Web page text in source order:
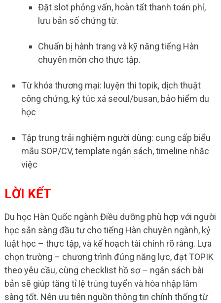
Đặt slot phỏng vấn, hoàn tất thanh toán phí,
lưu bản số chứng từ.
Chuẩn bị hành trang và kỹ năng tiếng Hàn
chuyên môn cho thực tập.
Từ khóa thương mại: luyện thi topik, dịch thuật
công chứng, ký túc xá seoul/busan, bảo hiểm du
học
Tập trung trải nghiệm người dùng: cung cấp biểu
mẫu SOP/CV, template ngân sách, timeline nhắc
việc
LỜI KẾT
Du học Hàn Quốc ngành Điều dưỡng phù hợp với người
học sẵn sàng đầu tư cho tiếng Hàn chuyên ngành, kỷ
luật học – thực tập, và kế hoạch tài chính rõ ràng. Lựa
chọn trường – chương trình đúng năng lực, đạt TOPIK
theo yêu cầu, cùng checklist hồ sơ – ngân sách bài
bản sẽ giúp tăng tỉ lệ trúng tuyển và hòa nhập lâm
sàng tốt. Nên ưu tiên nguồn thông tin chính thống từ